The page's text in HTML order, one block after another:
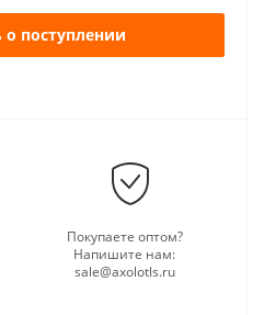
поступлении
Покупаете оптом?
Напишите нам:
sale@axolotls.ru